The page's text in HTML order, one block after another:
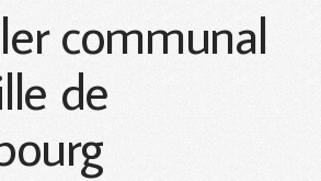
communal
de